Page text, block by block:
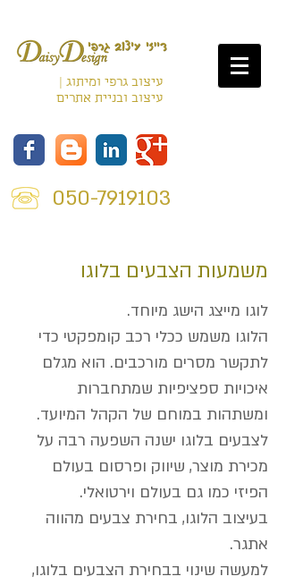
עיצוב גרפי ומיתוג |
עיצוב ובניית אתרים
050-7919103
משמעות הצבעים בלוגו
לוגו מייצג הישג ​​מיוחד.
הלוגו משמש ככלי רכב קומפקטי כדי
לתקשר מסרים מורכבים. הוא מגלם
איכויות ספציפיות שמתחברות
ומשתהות במוחם של הקהל המיועד.
לצבעים בלוגו ישנה השפעה רבה על
מכירת מוצר, שיווק ופרסום בעולם
הפיזי כמו גם בעולם וירטואלי.
בעיצוב הלוגו, בחירת צבעים מהווה
אתגר.
למעשה שינוי בבחירת הצבעים בלוגו,